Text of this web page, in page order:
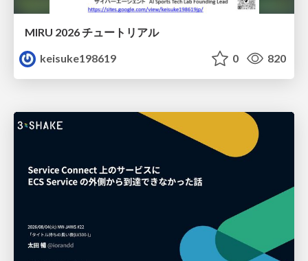
MIRU 2026 チュートリアル
keisuke198619
0 820